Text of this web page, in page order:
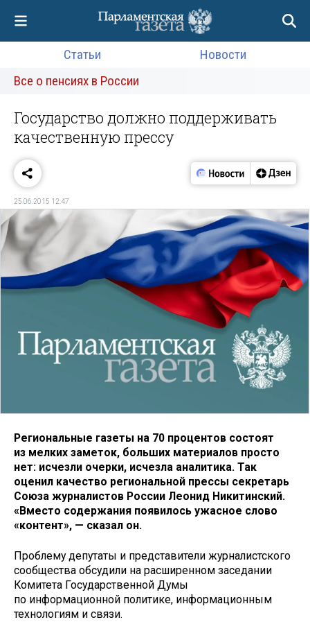
Статьи
Новости
Все о пенсиях в России
Государство должно поддерживать
качественную прессу
25.06.2015 12:47
Региональные газеты на 70 процентов состоят
из мелких заметок, больших материалов просто
нет: исчезли очерки, исчезла аналитика. Так
оценил качество региональной прессы секретарь
Союза журналистов России Леонид Никитинский.
«Вместо содержания появилось ужасное слово
«контент», — сказал он.
Проблему депутаты и представители журналистского
сообщества обсудили на расширенном заседании
Комитета Государственной Думы
по информационной политике, информационным
технологиям и связи.